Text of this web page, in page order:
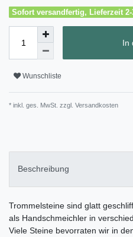
Sofort versandfertig, Lieferzeit 2-
In
Wunschliste
* inkl. ges. MwSt. zzgl. Versandkosten
Beschreibung
Trommelsteine sind glatt
als Handschmeichler in
Viele Steine bevorraten wir in